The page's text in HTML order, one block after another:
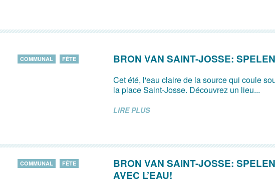
COMMUNAL FÊTE BRON VAN SAINT-JOSSE:
Cet été, l'eau claire de la source qui coule
la place Saint-Josse. Découvrez un lieu...
LIRE PLUS
COMMUNAL FÊTE
BRON VAN SAINT-JOSSE:
AVEC L’EAU!